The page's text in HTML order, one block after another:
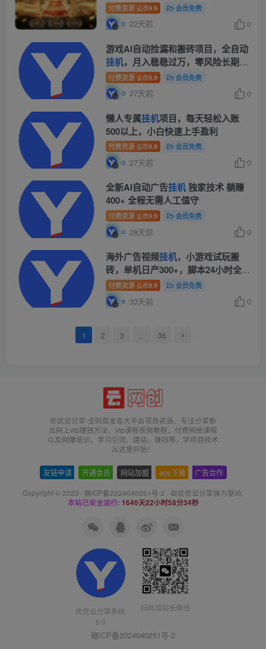
付费资源 云币9.9 会员免费
22天前 0
游戏AI自动捡漏和搬砖项目，全自动
挂机，月入稳稳过万，零风险长期
做！
付费资源 云币9.9 会员免费
27天前 0
懒人专属挂机项目，每天轻松入账
500以上，小白快速上手盈利
付费资源 云币9.9 会员免费
27天前 0
全新AI自动广告挂机独家技术 躺赚
400+ 全程无需人工值守
付费资源 云币9.9 会员免费
28天前 0
海外广告视频挂机，小游戏试玩搬
砖，单机日产300+，脚本24小时全自
动挂机
付费资源 云币9.9 会员免费
33天前 0
1 2 3 36
优优云分享-全网首发各大平台项目资源、专注分享新
出网上vip赚钱方法、vip课程视频教程、付费网络课程
以及网赚培训，学习引流、建站、赚钱等，学项目技术
从这里开始！
友链申请 开通会员 网站加盟 app下载 广告合作
Copyright © 2023 · 赣ICP备2024040251号-2 · 由优优云分享强力驱动.
本站已安全运行: 1640天22小时58分35秒
优优云分享系统
5.0
扫码加站长微信
赣ICP备2024040251号-2